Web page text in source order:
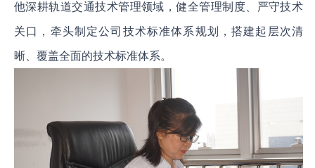
他深耕轨道交通技术管理领域，健全管理制度、严守技术
关口，牵头制定公司技术标准体系规划，搭建起层次清
晰、覆盖全面的技术标准体系。